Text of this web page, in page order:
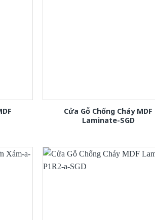
Cửa Gỗ Chống Cháy MDF
Laminate-SGD